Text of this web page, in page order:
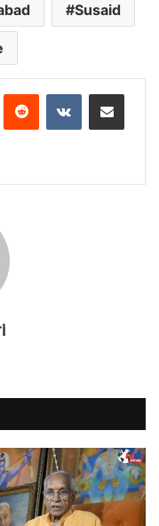
Susaid
Reddit VKontakteShare via Email